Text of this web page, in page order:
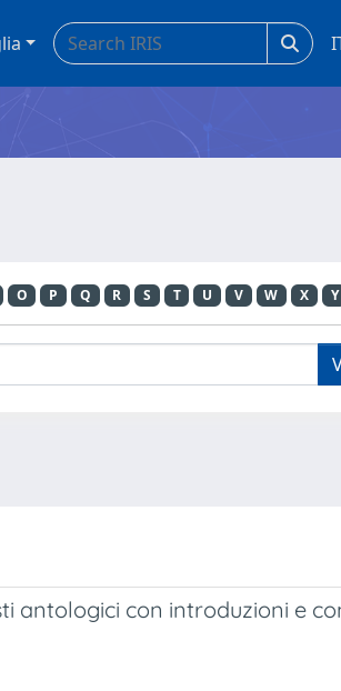
O P Q R S T U V W X Y
antologici con introduzioni e